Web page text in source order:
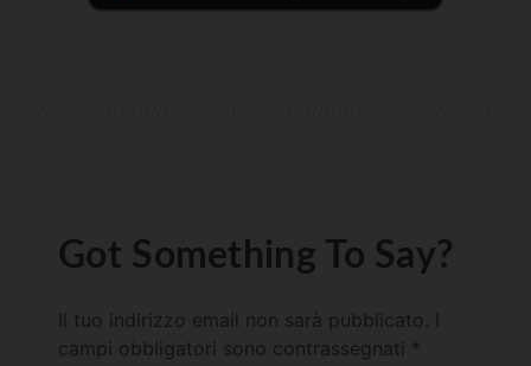
Got Something To Say?
Il tuo indirizzo email non sarà pubblicato.
campi obbligatori sono contrassegnati *